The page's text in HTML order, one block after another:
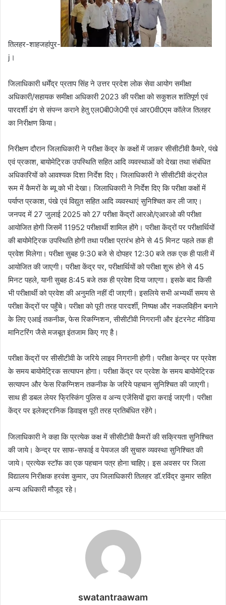
तिलहर-शाहजहांपुर-
j।
‎जिलाधिकारी धर्मेंद्र प्रताप सिंह ने उत्तर प्रदेश लोक सेवा आयोग समीक्षा
अधिकारी/सहायक समीक्षा अधिकारी 2023 की परीक्षा को सकुशल शांतिपूर्ण एवं
पारदर्शी ढंग से संपन्न कराने हेतु एल0बी0जे0पी एवं आर0वी0एम कॉलेज तिलहर
का निरीक्षण किया।
निरीक्षण दौरान जिलाधिकारी ने परीक्षा केंद्र के कक्षों में जाकर सीसीटीवी कैमरे, पंखे
एवं प्रकाश, बायोमेट्रिक उपस्थिति सहित आदि व्यवस्थाओं को देखा तथा संबंधित
अधिकारियों को आवश्यक दिशा निर्देश दिए। जिलाधिकारी ने सीसीटीवी कंट्रोल
रूम में कैमरों के ब्यू को भी देखा। जिलाधिकारी ने निर्देश दिए कि परीक्षा कक्षों में
पर्याप्त प्रकाश, पंखे एवं विद्युत सहित आदि व्यवस्थाएं सुनिश्चित कर ली जाए।
‎जनपद में 27 जुलाई 2025 को 27 परीक्षा केंद्रों आरओ/एआरओ की परीक्षा
आयोजित होगी जिसमें 11952 परीक्षार्थी शामिल होंगे। परीक्षा केंद्रों पर परीक्षार्थियों
की बायोमेट्रिक उपस्थिति होगी तथा परीक्षा प्रारंभ होने से 45 मिनट पहले तक ही
प्रवेश मिलेगा। परीक्षा सुबह 9:30 बजे से दोपहर 12:30 बजे तक एक ही पाली में
आयोजित की जाएगी। परीक्षा केंद्र पर, परीक्षार्थियों को परीक्षा शुरू होने से 45
मिनट पहले, यानी सुबह 8:45 बजे तक ही प्रवेश दिया जाएगा। इसके बाद किसी
भी परीक्षार्थी को प्रवेश की अनुमति नहीं दी जाएगी। इसलिये सभी अभ्यर्थी समय से
परीक्षा केंद्रों पर पहुँचे। परीक्षा को पूरी तरह पारदर्शी, निष्पक्ष और नकलविहीन बनाने
के लिए एआई तकनीक, फेस रिकग्निशन, सीसीटीवी निगरानी और इंटरनेट मीडिया
मानिटरिंग जैसे मजबूत इंतजाम किए गए है।
परीक्षा केंद्रों पर सीसीटीवी के जरिये लाइव निगरानी होगी। परीक्षा केन्द्र पर प्रवेश
के समय बायोमेट्रिक सत्यापन होगा। परीक्षा केंद्र पर प्रवेश के समय बायोमेट्रिक
सत्यापन और फेस रिकग्निशन तकनीक के जरिये पहचान सुनिश्चित की जाएगी।
साथ ही डबल लेयर फ्रिस्किंग पुलिस व अन्य एजेंसियों द्वारा कराई जाएगी। परीक्षा
केंद्र पर इलेक्ट्रानिक डिवाइस पूरी तरह प्रतिबंधित रहेंगे।
‎जिलाधिकारी ने कहा कि प्रत्येक कक्ष में सीसीटीवी कैमरों की सक्रियता सुनिश्चित
की जाये। केन्द्र पर साफ-सफाई व पेयजल की सुचारु व्यवस्था सुनिश्चित की
जाये। प्रत्येक स्टॉफ का एक पहचान पत्र होना चाहिए। ‎इस अवसर पर जिला
विद्यालय निरीक्षक हरवंश कुमार, उप जिलाधिकारी तिलहर डॉ.रविंद्र कुमार सहित
अन्य अधिकारी मौजूद रहे।
swatantraawam